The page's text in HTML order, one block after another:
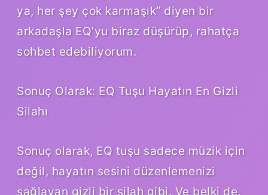
ya, her şey çok karmaşık” diyen bir
arkadaşla EQ’yu biraz düşürüp, rahatça
sohbet edebiliyorum.
Sonuç Olarak: EQ Tuşu Hayatın En Gizli
Silahı
Sonuç olarak, EQ tuşu sadece müzik için
değil, hayatın sesini düzenlemenizi
sağlayan gizli bir silah gibi. Ve belki de,